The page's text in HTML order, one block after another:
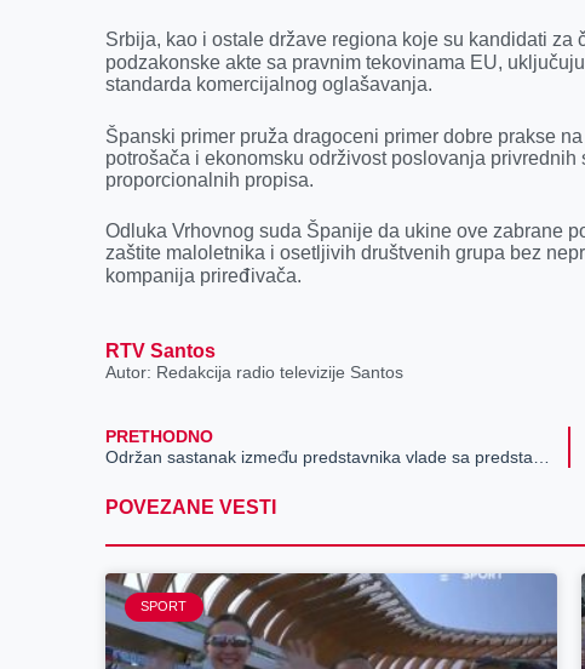
Srbija, kao i ostale države regiona koje su kandidati
podzakonske akte sa pravnim tekovinama EU,
standarda komercijalnog oglašavanja.
Španski primer pruža dragoceni primer dobre prakse
potrošača i ekonomsku održivost poslovanja
proporcionalnih propisa.
Odluka Vrhovnog suda Španije da ukine ove zabrane
zaštite maloletnika i osetljivih društvenih grupa bez
kompanija priređivača.
RTV Santos
Autor: Redakcija radio televizije Santos
PRETHODNO
POVEZANE VESTI
SPORT